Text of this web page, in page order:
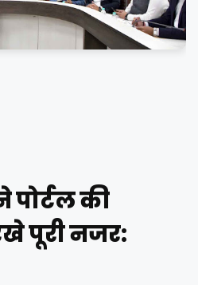
पोर्टल की
पूरी नजर: